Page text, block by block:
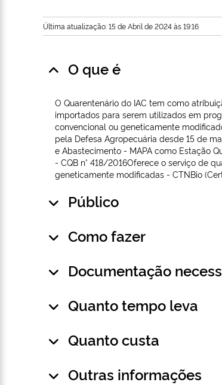
Última atualização: 15 de Abril de 2024 às 19:16
O que é
O Quarentenário do IAC tem como
importados para serem utilizados em
convencional ou geneticamente
pela Defesa Agropecuária desde 15 de
e Abastecimento - MAPA como Estação
- CQB n° 418/2016Oferece o serviço de
geneticamente modificadas - CTNBio
Público
Como fazer
Documentação
Quanto tempo leva
Quanto custa
Outras informações